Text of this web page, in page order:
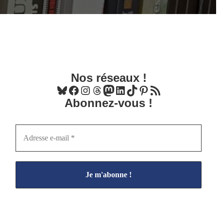
Nos réseaux !
Bluesky Facebook Instagram Threads Mastodon LinkedIn TikTok Pinterest
Flux RSS
Abonnez-vous !